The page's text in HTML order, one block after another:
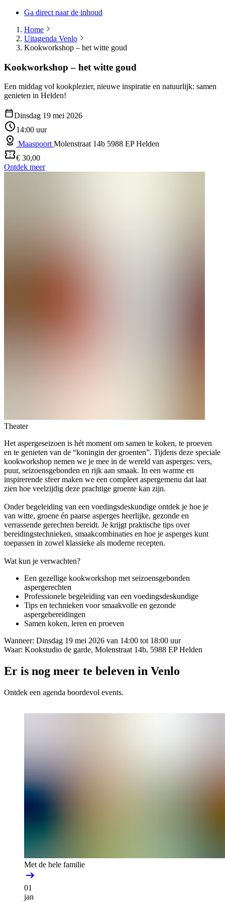
Ga direct naar de inhoud
Home
Uitagenda Venlo
Kookworkshop – het witte goud
Kookworkshop – het witte goud
Een middag vol kookplezier, nieuwe inspiratie en natuurlijk: samen
genieten in Helden!
Dinsdag 19 mei 2026
14:00 uur
MaaspoortMolenstraat 14b 5988 EP Helden
€ 30,00
Ontdek meer
Theater
Het aspergeseizoen is hét moment om samen te koken, te proeven
en te genieten van de “koningin der groenten”. Tijdens deze speciale
kookworkshop nemen we je mee in de wereld van asperges: vers,
puur, seizoensgebonden en rijk aan smaak. In een warme en
inspirerende sfeer maken we een compleet aspergemenu dat laat
zien hoe veelzijdig deze prachtige groente kan zijn.
Onder begeleiding van een voedingsdeskundige ontdek je hoe je
van witte, groene én paarse asperges heerlijke, gezonde en
verrassende gerechten bereidt. Je krijgt praktische tips over
bereidingstechnieken, smaakcombinaties en hoe je asperges kunt
toepassen in zowel klassieke als moderne recepten.
Wat kun je verwachten?
Een gezellige kookworkshop met seizoensgebonden
aspergerechten
Professionele begeleiding van een voedingsdeskundige
Tips en technieken voor smaakvolle en gezonde
aspergebereidingen
Samen koken, leren en proeven
Wanneer: Dinsdag 19 mei 2026 van 14:00 tot 18:00 uur
Waar: Kookstudio de garde, Molenstraat 14b, 5988 EP Helden
Er is nog meer te beleven in Venlo
Ontdek een agenda boordevol events.
Met de hele familie
01
jan